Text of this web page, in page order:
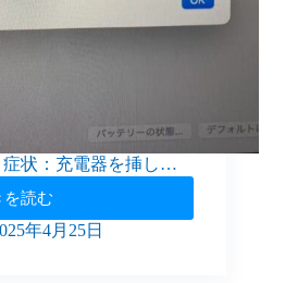
症状：充電器を挿し…
を読む
年4月25日